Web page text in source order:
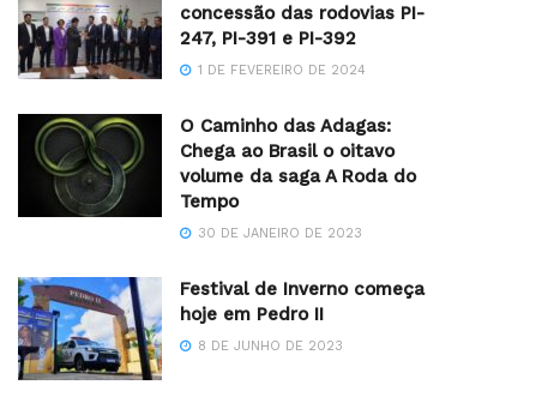
concessão das rodovias PI-
247, PI-391 e PI-392
1 DE FEVEREIRO DE 2024
O Caminho das Adagas:
Chega ao Brasil o oitavo
volume da saga A Roda do
Tempo
30 DE JANEIRO DE 2023
Festival de Inverno começa
hoje em Pedro II
8 DE JUNHO DE 2023